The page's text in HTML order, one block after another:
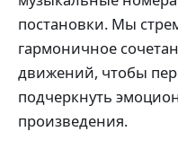
постановки. Мы
гармоничное
движений, чтобы
подчеркнуть
произведения.